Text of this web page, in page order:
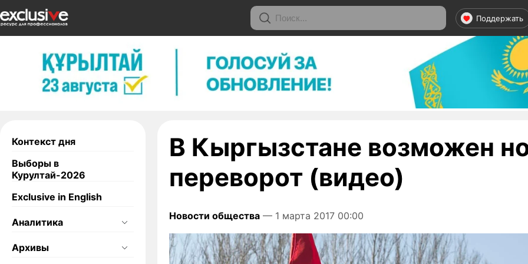
Поддержать
Контекст дня
Выборы в
Курултай-2026
Exclusive in English
Аналитика
Архивы
В Кыргызстане возможен
переворот (видео)
Новости общества — 1 марта 2017 00:00